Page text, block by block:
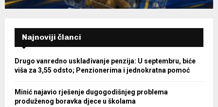
Najnoviji članci
Drugo vanredno usklađivanje penzija: U septembru, biće
viša za 3,55 odsto; Penzionerima i jednokratna pomoć
Minić najavio rješenje dugogodišnjeg problema
produženog boravka djece u školama